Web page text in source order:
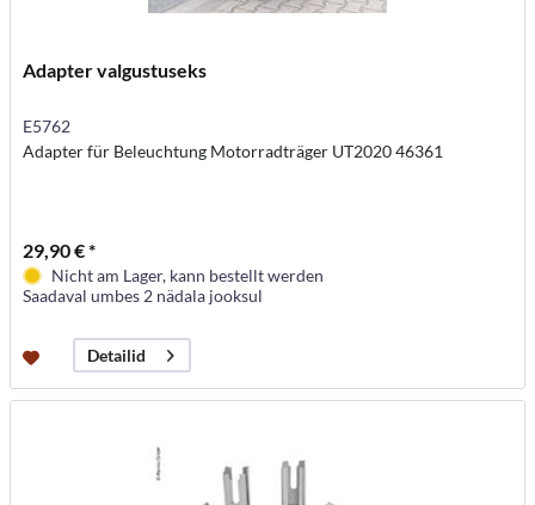
Adapter valgustuseks
E5762
Adapter für Beleuchtung Motorradträger UT2020 46361
29,90 € *
Nicht am Lager, kann bestellt werden
Saadaval umbes 2 nädala jooksul
Detailid